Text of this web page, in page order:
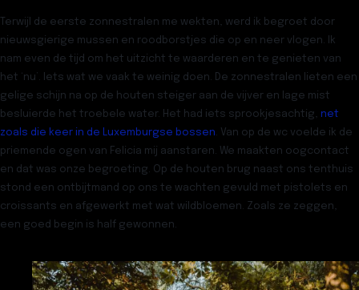
Terwijl de eerste zonnestralen me wekten, werd ik begroet door
nieuwsgierige mussen en roodborstjes die op en neer vlogen. Ik
nam even de tijd om het uitzicht te waarderen en te genieten van
het ‘nu’. Iets wat we vaak te weinig doen. De zonnestralen lieten een
gelige schijn na op de houten steiger aan de vijver en lage mist
besluierde het troebele water. Het had iets sprookjesachtig, net
zoals die keer in de Luxemburgse bossen. Van op de wc voelde ik de
priemende ogen van Felicia mij aanstaren. We maakten oogcontact
en dat was onze begroeting. Op de houten brug naast ons tenthuis
stond een ontbijtmand op ons te wachten gevuld met pistolets en
croissants en afgewerkt met wat wildbloemen. Zoals ze zeggen,
een goed begin is half gewonnen.